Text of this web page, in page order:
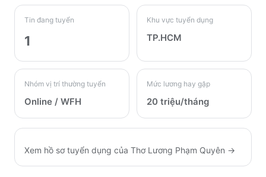
Tin đang tuyển
1
Khu vực tuyển dụng
TP.HCM
Nhóm vị trí thường tuyển
Online / WFH
Mức lương hay gặp
20 triệu/tháng
Xem hồ sơ tuyển dụng của Thơ Lương Phạm Quyên →